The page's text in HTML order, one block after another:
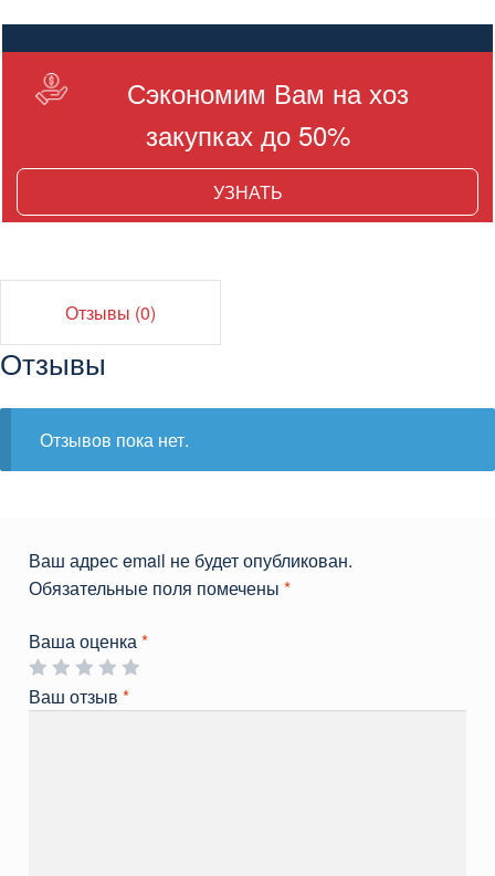
Сэкономим Вам на хоз
закупках до 50%
УЗНАТЬ
Отзывы (0)
Отзывы
Отзывов пока нет.
Ваш адрес email не будет опубликован.
Обязательные поля помечены *
Ваша оценка *
Ваш отзыв *